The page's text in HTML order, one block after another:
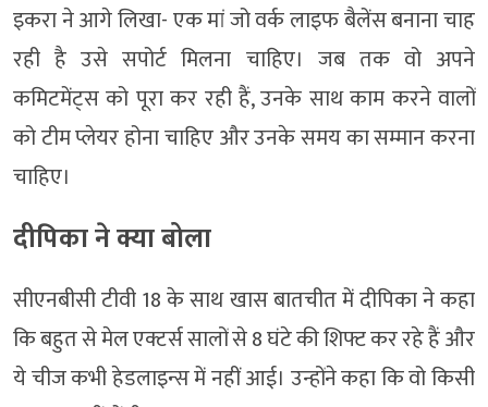
इकरा ने आगे लिखा- एक मां जो वर्क लाइफ बैलेंस बनाना चाह
रही है उसे सपोर्ट मिलना चाहिए। जब तक वो अपने
कमिटमेंट्स को पूरा कर रही हैं, उनके साथ काम करने वालों
को टीम प्लेयर होना चाहिए और उनके समय का सम्मान करना
चाहिए।
दीपिका ने क्या बोला
सीएनबीसी टीवी 18 के साथ खास बातचीत में दीपिका ने कहा
कि बहुत से मेल एक्टर्स सालों से 8 घंटे की शिफ्ट कर रहे हैं और
ये चीज कभी हेडलाइन्स में नहीं आई। उन्होंने कहा कि वो किसी